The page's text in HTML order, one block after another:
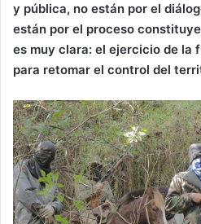
y pública, no están por el
están por el proceso
es muy clara: el ejercicio de la
para retomar el control del